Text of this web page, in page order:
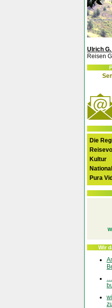
Ulrich
Reisen
Die
Kultur
Pura
Wir
…